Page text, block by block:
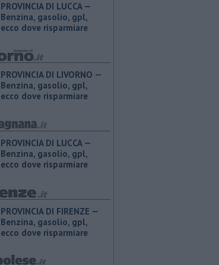
PROVINCIA DI LUCCA — ​
Benzina, gasolio, gpl,
ecco dove risparmiare
PROVINCIA DI LIVORNO — ​
Benzina, gasolio, gpl,
ecco dove risparmiare
PROVINCIA DI LUCCA — ​
Benzina, gasolio, gpl,
ecco dove risparmiare
PROVINCIA DI FIRENZE — ​
Benzina, gasolio, gpl,
ecco dove risparmiare